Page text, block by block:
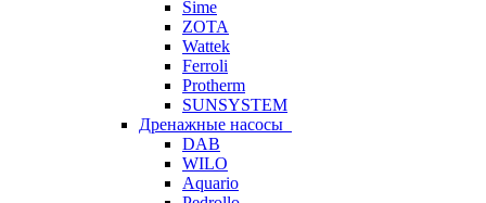
Sime
ZOTA
Wattek
Ferroli
Protherm
SUNSYSTEM
Дренажные насосы
DAB
WILO
Aquario